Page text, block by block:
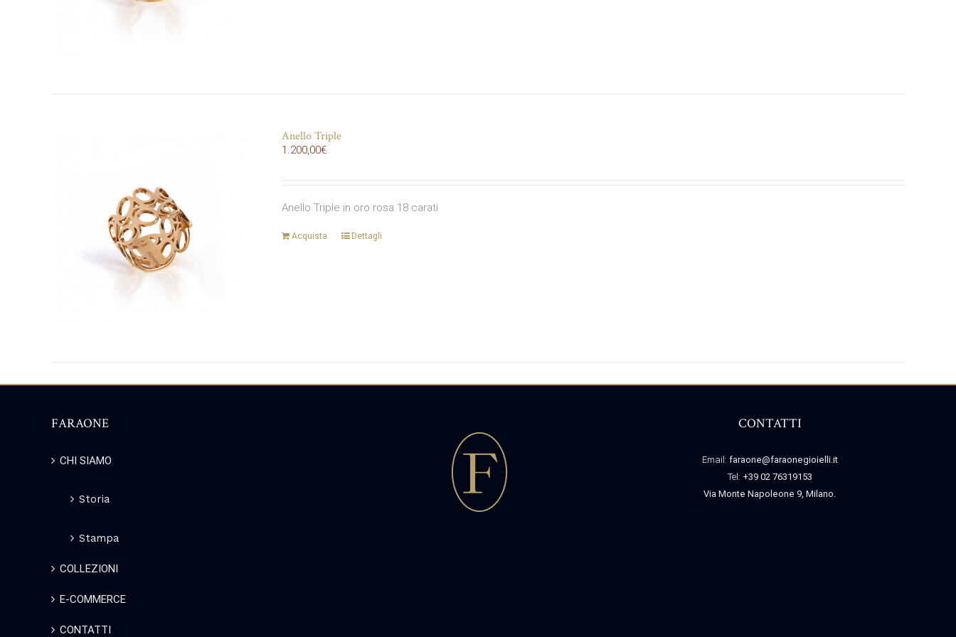
Anello Triple
1.200,00€
Anello Triple in oro rosa 18 carati
Acquista Dettagli
FARAONE
CHI SIAMO
Storia
Stampa
COLLEZIONI
E-COMMERCE
CONTATTI
CONTATTI
Email: faraone@faraonegioielli.it
Tel: +39 02 76319153
Via Monte Napoleone 9, Milano.